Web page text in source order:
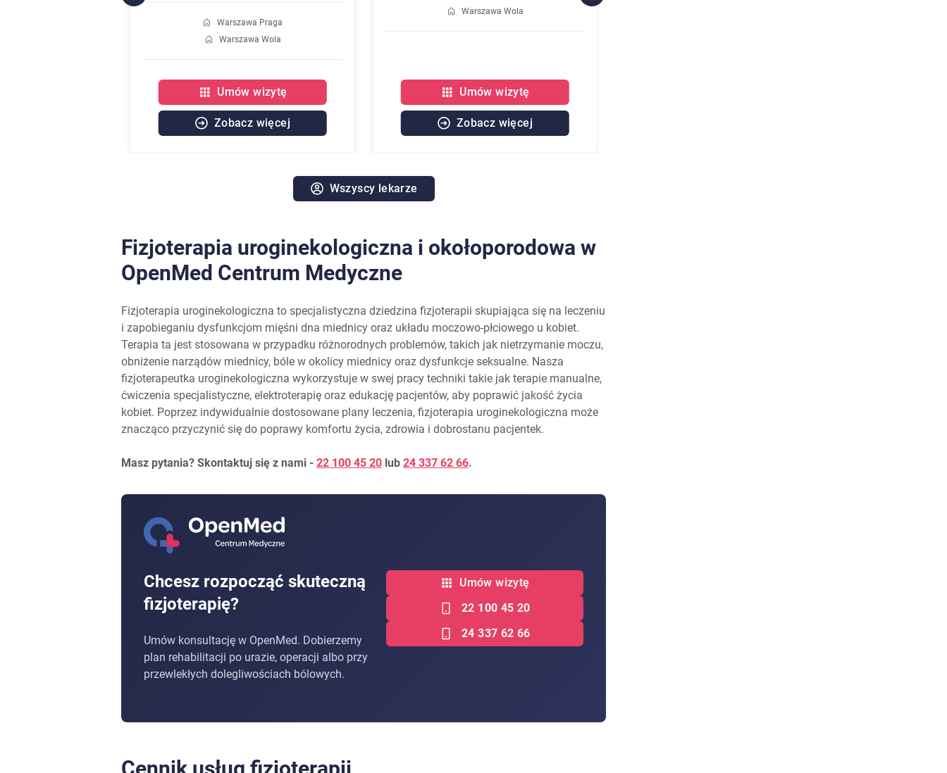
Warszawa Praga
Warszawa Wola
Umów wizytę
Zobacz więcej
Warszawa Wola
Umów wizytę
Zobacz więcej
Wszyscy lekarze
Fizjoterapia uroginekologiczna i okołoporodowa w
OpenMed Centrum Medyczne
Fizjoterapia uroginekologiczna to specjalistyczna dziedzina fizjoterapii skupiająca się na leczeniu
i zapobieganiu dysfunkcjom mięśni dna miednicy oraz układu moczowo-płciowego u kobiet.
Terapia ta jest stosowana w przypadku różnorodnych problemów, takich jak nietrzymanie moczu,
obniżenie narządów miednicy, bóle w okolicy miednicy oraz dysfunkcje seksualne. Nasza
fizjoterapeutka uroginekologiczna wykorzystuje w swej pracy techniki takie jak terapie manualne,
ćwiczenia specjalistyczne, elektroterapię oraz edukację pacjentów, aby poprawić jakość życia
kobiet. Poprzez indywidualnie dostosowane plany leczenia, fizjoterapia uroginekologiczna może
znacząco przyczynić się do poprawy komfortu życia, zdrowia i dobrostanu pacjentek.
Masz pytania? Skontaktuj się z nami - 22 100 45 20 lub 24 337 62 66.
Chcesz rozpocząć skuteczną
fizjoterapię?
Umów konsultację w OpenMed. Dobierzemy
plan rehabilitacji po urazie, operacji albo przy
przewlekłych dolegliwościach bólowych.
Umów wizytę
22 100 45 20
24 337 62 66